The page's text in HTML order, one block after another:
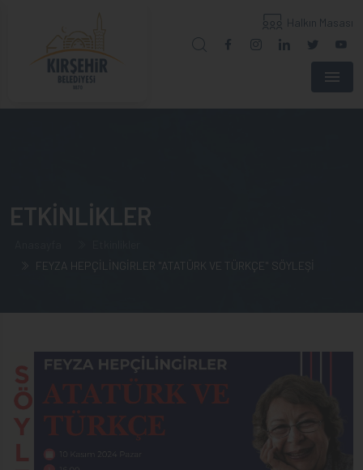
Halkın Masası
Menu
ETKİNLİKLER
FEYZA HEPÇİLİNGİRLER "ATATÜRK VE TÜRKÇE" SÖYLEŞİ